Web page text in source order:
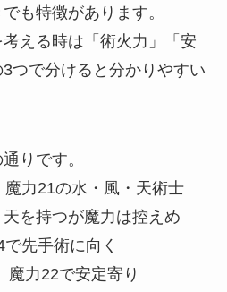
も特徴があります。
える時は「術火力」「安
つで分けると分かりやすい
りです。
魔力21の水・風・天術士
天を持つが魔力は控えめ
で先手術に向く
魔力22で安定寄り